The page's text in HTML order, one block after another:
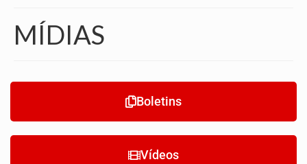
SINDICATO
ATAS
LOCALIZAÇÃO
MÍDIAS
Boletins
Vídeos